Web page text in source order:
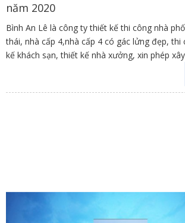
năm 2020
Bình An Lê là công ty thiết kế thi công nhà
thái, nhà cấp 4,nhà cấp 4 có gác lửng đẹp,
kế khách sạn, thiết kế nhà xưởng, xin phép
trên địa bàn các tỉnh Đồng Nai, Bình Dương,